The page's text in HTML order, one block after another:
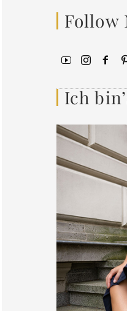
Follow
Ich